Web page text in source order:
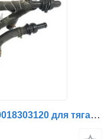
Автономный обогреватель A0018303120 для тягача Mercedes-Benz Actros MP4